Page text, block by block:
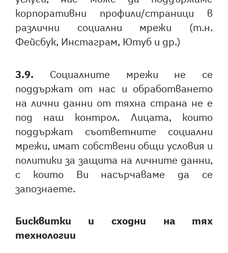
Български English
корпоративни профили/страници в
различни социални мрежи (т.н.
Фейсбук, Инстаграм, Ютуб и др.)
3.9. Социалните мрежи не се
поддържат от нас и обработването
на лични данни от тяхна страна не е
под наш контрол. Лицата, които
поддържат съответните социални
мрежи, имат собствени общи условия и
политики за защита на личните данни,
с които Ви насърчаваме да се
запознаете.
Бисквитки и сходни на тях
технологии